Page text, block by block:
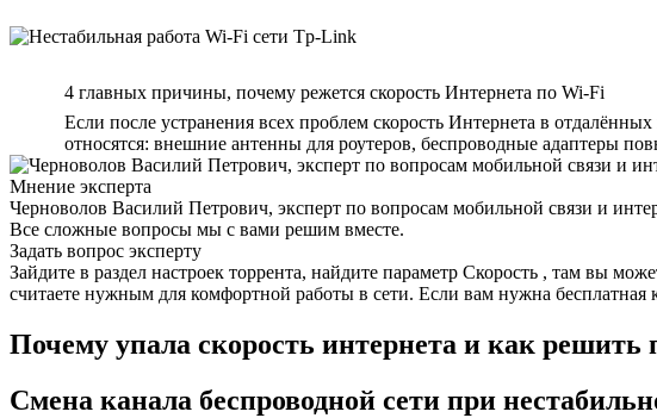
4 главных причины, почему режется скорость Интернета по Wi-Fi
Если после устранения всех проблем скорость Интернета в
относятся: внешние антенны для роутеров, беспроводные адаптеры
Мнение эксперта
Черноволов Василий Петрович, эксперт по вопросам мобильной связи и
Все сложные вопросы мы с вами решим вместе.
Задать вопрос эксперту
Зайдите в раздел настроек торрента, найдите параметр Скорость , там вы
считаете нужным для комфортной работы в сети. Если вам нужна бесплатная
Почему упала скорость интернета и как решить
Смена канала беспроводной сети при